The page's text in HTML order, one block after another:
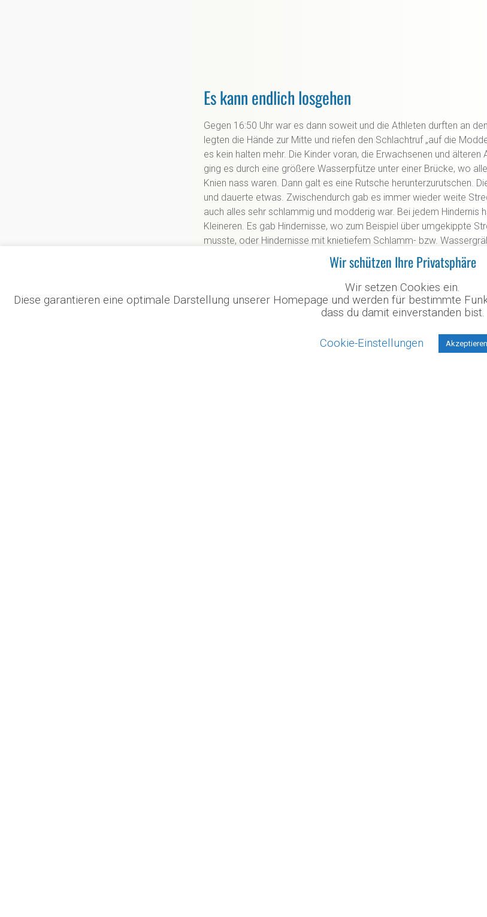
Es kann endlich losgehen
Gegen 16:50 Uhr war es dann soweit und die Athleten durften an
legten die Hände zur Mitte und riefen den Schlachtruf „auf die
es kein halten mehr. Die Kinder voran, die Erwachsenen und älteren
ging es durch eine größere Wasserpfütze unter einer Brücke, wo
Knien nass waren. Dann galt es eine Rutsche herunterzurutschen.
und dauerte etwas. Zwischendurch gab es immer wieder weite
auch alles sehr schlammig und modderig war. Bei jedem Hindernis
Kleineren. Es gab Hindernisse, wo zum Beispiel über umgekippte
musste, oder Hindernisse mit knietiefem Schlamm- bzw.
Klettergelegenheiten. Den Kindern machte es sehr viel Spaß sich
Hindernisse zu kämpfen. Auch die Trainer und Erwachsenen hatten
Wir schützen Ihre Privatsphäre
Wir setzen Cookies ein.
Diese garantieren eine optimale Darstellung unserer Homepage und werden für bestimmte
dass du damit einverstanden bist.
Cookie-Einstellungen Akzeptieren